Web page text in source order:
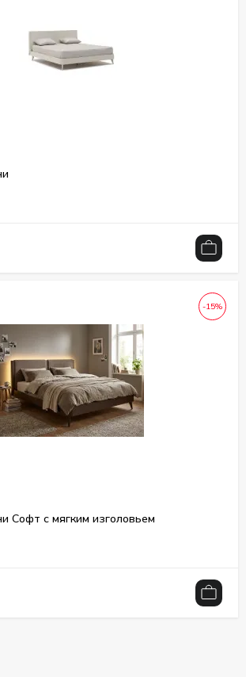
-15%
Софт с мягким изголовьем